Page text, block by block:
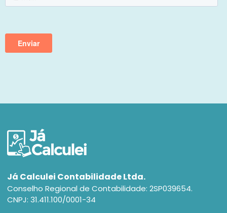
Já Calculei Contabilidade Ltda.
Conselho Regional de Contabilidade: 2SP039654.
CNPJ: 31.411.100/0001-34